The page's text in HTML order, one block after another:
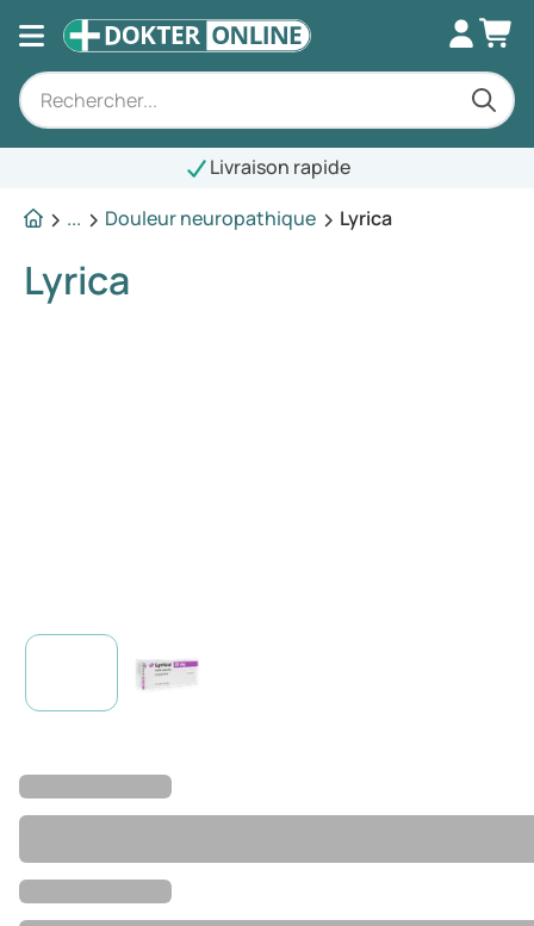
Livraison rapide
...
Douleur neuropathique Lyrica
Lyrica